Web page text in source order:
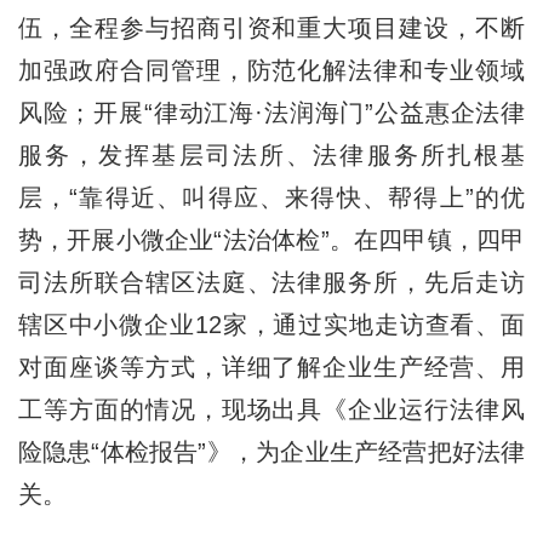
伍，全程参与招商引资和重大项目建设，不断
加强政府合同管理，防范化解法律和专业领域
风险；开展“律动江海·法润海门”公益惠企法律
服务，发挥基层司法所、法律服务所扎根基
层，“靠得近、叫得应、来得快、帮得上”的优
势，开展小微企业“法治体检”。在四甲镇，四甲
司法所联合辖区法庭、法律服务所，先后走访
辖区中小微企业12家，通过实地走访查看、面
对面座谈等方式，详细了解企业生产经营、用
工等方面的情况，现场出具《企业运行法律风
险隐患“体检报告”》，为企业生产经营把好法律
关。